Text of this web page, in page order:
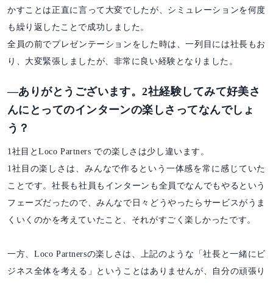
かすことは正直に言って大変でしたが、シミュレーションを何度
も繰り返したことで成功しました。
全員の前でプレゼンテーションをした時は、一列目には社長もお
り、大変緊張しましたが、非常に良い経験となりました。
―ありがとうございます。2社経験してみて好美さ
んにとってのインターンの楽しさってなんでしょ
う？
1社目とLoco Partners での楽しさは少し違います。
1社目の楽しさは、みんなで作るという一体感を常に感じていた
ことです。社長も社員もインターンも全員でなんでもやるという
フェーズだったので、みんなで日々どうやったらサービスがうま
くいくのかを考えていたこと、それがすごく楽しかったです。
一方、Loco Partnersの楽しさは、上記のような「社長と一緒にビ
ジネス全体を考える」ということはありませんが、自分の頑張り